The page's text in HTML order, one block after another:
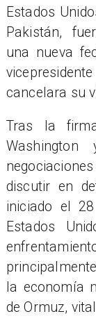
Estados
Pakistán,
una nueva
cancelara su
Tras la
discutir en
iniciado el
Estados
la economía
de Ormuz,